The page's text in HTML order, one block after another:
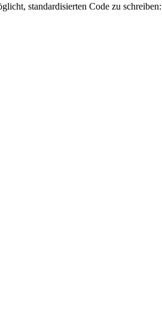
standardisierten Code zu schreiben: